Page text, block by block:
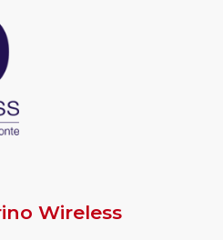
Wireless